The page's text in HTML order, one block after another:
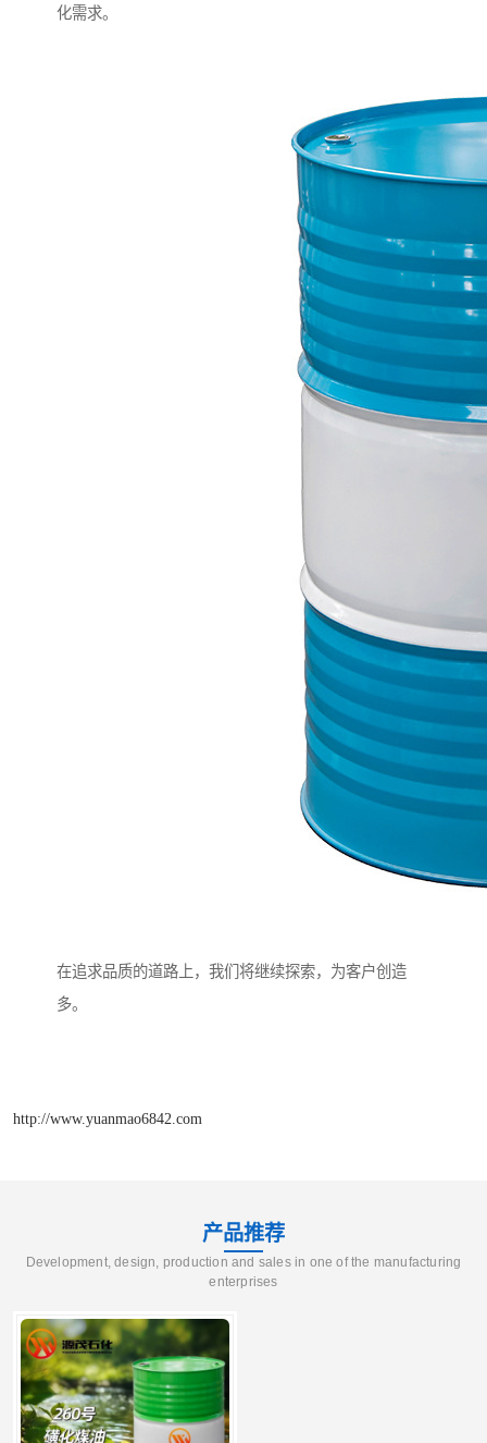
化需求。
在追求品质的道路上，我们将继续探索，为客户创造
多。
http://www.yuanmao6842.com
产品推荐
Development, design, production and sales in one of the manufacturing
enterprises